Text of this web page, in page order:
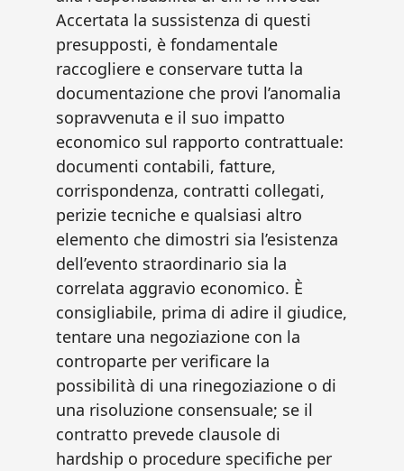
Accertata la sussistenza di questi
presupposti, è fondamentale
raccogliere e conservare tutta la
documentazione che provi l’anomalia
sopravvenuta e il suo impatto
economico sul rapporto contrattuale:
documenti contabili, fatture,
corrispondenza, contratti collegati,
perizie tecniche e qualsiasi altro
elemento che dimostri sia l’esistenza
dell’evento straordinario sia la
correlata aggravio economico. È
consigliabile, prima di adire il giudice,
tentare una negoziazione con la
controparte per verificare la
possibilità di una rinegoziazione o di
una risoluzione consensuale; se il
contratto prevede clausole di
hardship o procedure specifiche per